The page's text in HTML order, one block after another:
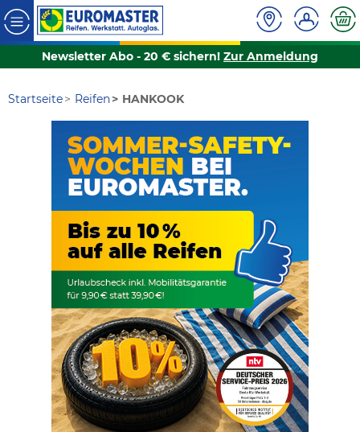
Newsletter Abo - 20 € sichern! Zur Anmeldung
Startseite Reifen HANKOOK